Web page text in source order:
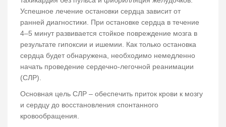
Успешное лечение остановки сердца зависит от
ранней диагностики. При остановке сердца в течение
4–5 минут развивается стойкое повреждение мозга в
результате гипоксии и ишемии. Как только остановка
сердца будет обнаружена, необходимо немедленно
начать проведение сердечно-легочной реанимации
(СЛР).
Основная цель СЛР – обеспечить приток крови к мозгу
и сердцу до восстановления спонтанного
кровообращения.